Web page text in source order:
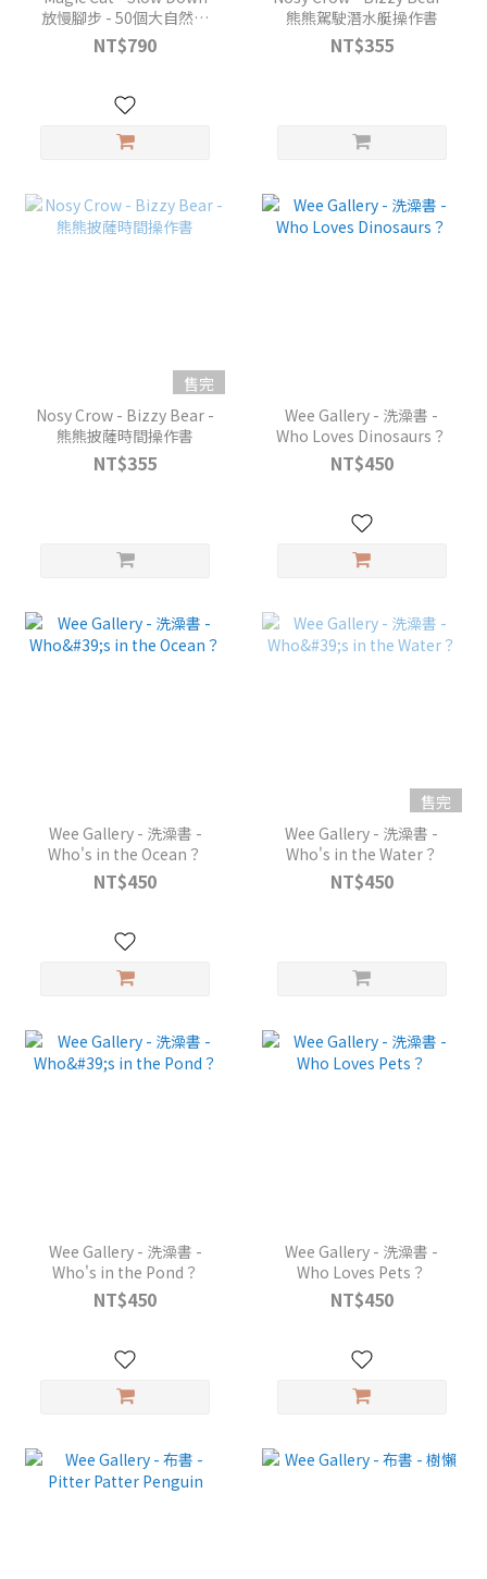
放慢腳步 - 50個大自然神
奇時刻
NT$790
熊熊駕駛潛水艇操作書
NT$355
售完
Nosy Crow - Bizzy Bear -
熊熊披薩時間操作書
NT$355
Wee Gallery - 洗澡書 -
Who Loves Dinosaurs？
NT$450
Wee Gallery - 洗澡書 -
Who's in the Ocean？
NT$450
售完
Wee Gallery - 洗澡書 -
Who's in the Water？
NT$450
Wee Gallery - 洗澡書 -
Who's in the Pond？
NT$450
Wee Gallery - 洗澡書 -
Who Loves Pets？
NT$450